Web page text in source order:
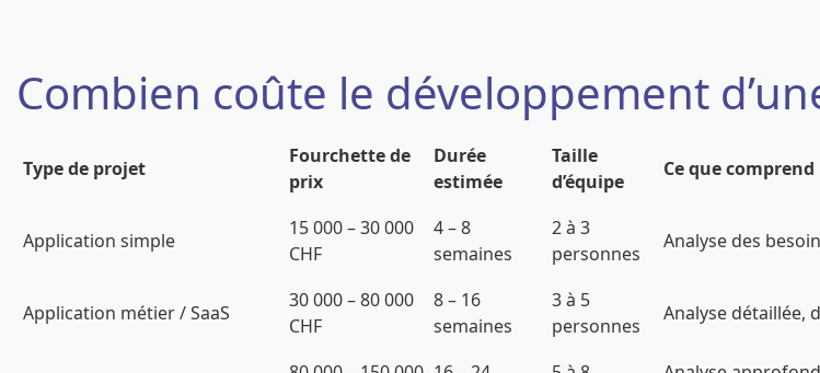
Combien coûte le développement
Type de projet
Fourchette de
prix
Durée
estimée
Taille
d’équipe
Ce que comprend
Application simple
15 000 – 30 000
CHF
4 – 8
semaines
2 à 3
personnes
Analyse des
Application métier / SaaS
30 000 – 80 000
CHF
8 – 16
semaines
3 à 5
personnes
Analyse détaillée,